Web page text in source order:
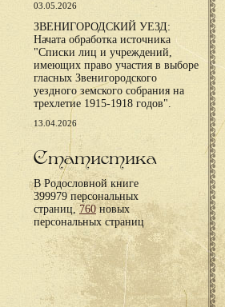
03.05.2026
ЗВЕНИГОРОДСКИЙ УЕЗД:
Начата обработка источника
"Списки лиц и учреждений,
имеющих право участия в выборе
гласных Звенигородского
уездного земского собрания на
трехлетие 1915-1918 годов".
13.04.2026
Статистика
В Родословной книге
399979 персональных
страниц, 760новых
персональных страниц